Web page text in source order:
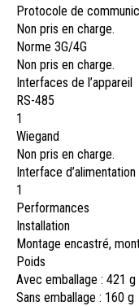
Protocole de
Non pris en charge.
Norme 3G/4G
Non pris en charge.
Interfaces de l’appareil
RS-485
1
Wiegand
Non pris en charge.
Interface d’alimentation
1
Performances
Installation
Montage encastré,
Poids
Avec emballage : 421 g
Sans emballage : 160 g